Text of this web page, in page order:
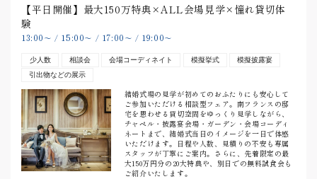
【平日開催】最大150万特典×ALL会場見学×憧れ貸切体
験
13:00 〜 / 15:00〜 / 17:00 〜 / 19:00〜
少人数 相談会 会場コーディネイト 模擬挙式
模擬披露宴
引出物などの展示
結婚式場の見学が初めてのおふたりにも安心して
ご参加いただける相談型フェア。南フランスの邸
宅を思わせる貸切空間をゆっくり見学しながら、
チャペル・披露宴会場・ガーデン・会場コーディ
ネートまで、結婚式当日のイメージを一日で体感
いただけます。日程や人数、見積りの不安も専属
スタッフが丁寧にご案内。さらに、先着限定の最
大150万円分の20大特典や、別日での無料試食会も
ご紹介いたします。